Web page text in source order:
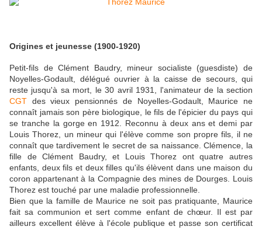
Origines et jeunesse (1900-1920)
Petit-fils de Clément Baudry, mineur socialiste (guesdiste) de
Noyelles-Godault, délégué ouvrier à la caisse de secours, qui
reste jusqu'à sa mort, le 30 avril 1931, l'animateur de la section
CGT des vieux pensionnés de Noyelles-Godault, Maurice ne
connaît jamais son père biologique, le fils de l'épicier du pays qui
se tranche la gorge en 1912. Reconnu à deux ans et demi par
Louis Thorez, un mineur qui l'élève comme son propre fils, il ne
connaît que tardivement le secret de sa naissance. Clémence, la
fille de Clément Baudry, et Louis Thorez ont quatre autres
enfants, deux fils et deux filles qu'ils élèvent dans une maison du
coron appartenant à la Compagnie des mines de Dourges. Louis
Thorez est touché par une maladie professionnelle.
Bien que la famille de Maurice ne soit pas pratiquante, Maurice
fait sa communion et sert comme enfant de chœur. Il est par
ailleurs excellent élève à l'école publique et passe son certificat